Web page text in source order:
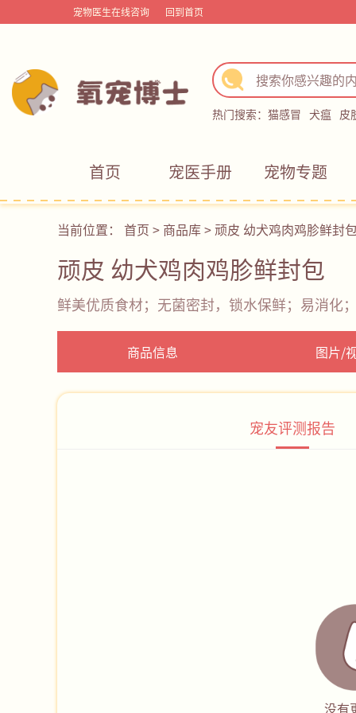
宠物医生在线咨询 回到首页
热门搜索： 猫感冒 犬瘟 皮
首页 宠医手册 宠物专题
当前位置： 首页 > 商品库> 顽皮 幼犬鸡肉鸡胗鲜封
顽皮 幼犬鸡肉鸡胗鲜封包
鲜美优质食材；无菌密封，锁水保鲜；易消化
商品信息 图片/
宠友评测报告
没有